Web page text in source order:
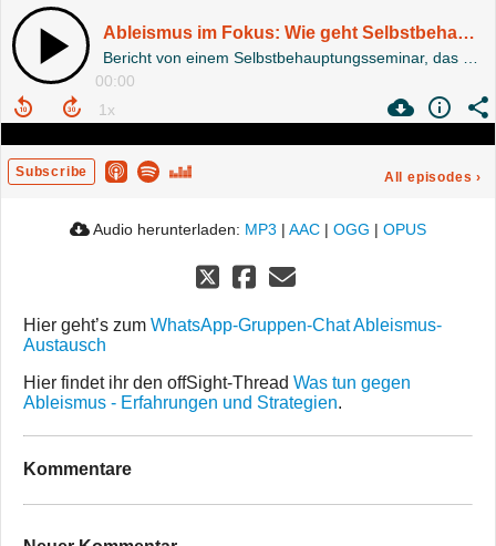
Ableismus im Fokus: Wie geht Selbstbehauptung gegen Diskriminierung im Alltag?
00:00
Subscribe All episodes ›
Audio herunterladen: MP3 | AAC | OGG | OPUS
Hier geht’s zum WhatsApp-Gruppen-Chat Ableismus-
Austausch
Hier findet ihr den offSight-Thread Was tun gegen
Ableismus - Erfahrungen und Strategien.
Kommentare